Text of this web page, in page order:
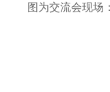
图为交流会现场